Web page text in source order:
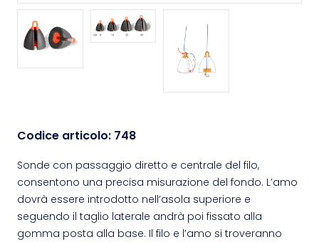
Codice articolo: 748
Sonde con passaggio diretto e centrale del filo,
consentono una precisa misurazione del fondo. L’amo
dovrà essere introdotto nell’asola superiore e
seguendo il taglio laterale andrà poi fissato alla
gomma posta alla base. Il filo e l’amo si troveranno